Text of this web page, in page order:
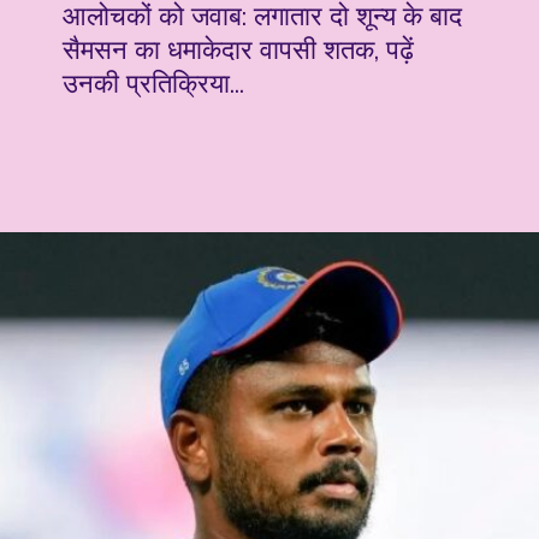
आलोचकों को जवाब: लगातार दो शून्य के बाद
सैमसन का धमाकेदार वापसी शतक, पढ़ें
उनकी प्रतिक्रिया...